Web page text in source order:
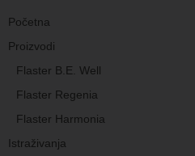
Početna
Proizvodi
Flaster B.E. Well
Flaster Regenia
Flaster Harmonia
Istraživanja